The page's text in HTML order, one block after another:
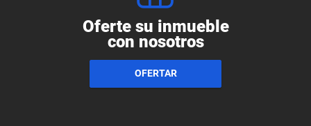
Oferte su inmueble
con nosotros
OFERTAR